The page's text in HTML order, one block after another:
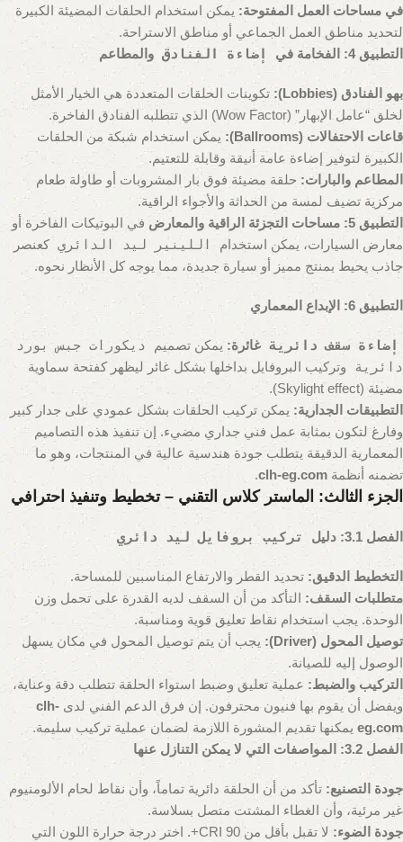
في مساحات العمل المفتوحة: يمكن استخدام الحلقات المضيئة الكبيرة
لتحديد مناطق العمل الجماعي أو مناطق الاستراحة.
التطبيق 4: الفخامة في
إضاءة الفنادق والمطاعم
بهو الفنادق (Lobbies):
تكوينات الحلقات المتعددة هي الخيار الأمثل
لخلق “عامل الإبهار” (Wow Factor) الذي تتطلبه الفنادق الفاخرة.
قاعات الاحتفالات (Ballrooms):
يمكن استخدام شبكة من الحلقات
الكبيرة لتوفير إضاءة عامة أنيقة وقابلة للتعتيم.
المطاعم والبارات:حلقة مضيئة فوق بار المشروبات أو طاولة طعام
مركزية تضيف لمسة من الحداثة والأجواء الراقية.
التطبيق 5: مساحات التجزئة الراقية والمعارض
في البوتيكات الفاخرة أو
معارض السيارات، يمكن استخدام
اللينير ليد الدائري كعنصر
جاذب يحيط بمنتج مميز أو سيارة جديدة، مما يوجه كل الأنظار نحوه.
التطبيق 6: الإبداع المعماري
إضاءة سقف دائرية غائرة: يمكن تصميم ديكورات جبس بورد
دائرية
وتركيب البروفايل بداخلها بشكل غائر ليظهر كفتحة سماوية
مضيئة (Skylight effect).
التطبيقات الجدارية: يمكن تركيب الحلقات بشكل عمودي على جدار كبير
وفارغ لتكون بمثابة عمل فني جداري مضيء. إن تنفيذ هذه التصاميم
المعمارية الدقيقة يتطلب جودة هندسية عالية في المنتجات، وهو ما
تضمنه أنظمة clh-eg.com
.
الجزء الثالث: الماستر كلاس التقني – تخطيط وتنفيذ احترافي
الفصل 3.1: دليل تركيب بروفايل ليد دائري
التخطيط الدقيق: تحديد القطر والارتفاع المناسبين للمساحة.
متطلبات السقف: التأكد من أن السقف لديه القدرة على تحمل وزن
الوحدة. يجب استخدام نقاط تعليق قوية ومناسبة.
توصيل المحول (Driver):
يجب أن يتم توصيل المحول في مكان يسهل
الوصول إليه للصيانة.
التركيب والضبط: عملية تعليق وضبط استواء الحلقة تتطلب دقة وعناية،
ويفضل أن يقوم بها فنيون محترفون. إن فرق الدعم الفني لدى clh-
eg.com يمكنها تقديم المشورة اللازمة لضمان عملية تركيب سليمة.
الفصل 3.2: المواصفات التي لا يمكن التنازل عنها
جودة التصنيع: تأكد من أن الحلقة دائرية تماماً، وأن نقاط لحام الألومنيوم
غير مرئية، وأن الغطاء المشتت متصل بسلاسة.
جودة الضوء:
لا تقبل بأقل من CRI 90+. اختر درجة حرارة اللون التي